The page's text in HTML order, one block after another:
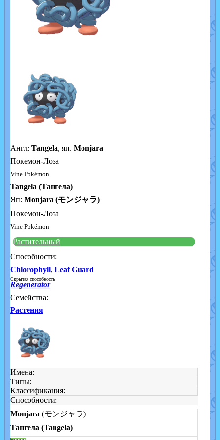
Англ: Tangela, яп. Monjara
Покемон-Лоза
Vine Pokémon
Tangela (Тангела)
Яп: Monjara (モンジャラ)
Покемон-Лоза
Vine Pokémon
Растительный
Способности:
Chlorophyll, Leaf Guard
Скрытая способность
Regenerator
Семейства:
Растения
Имена:
Типы:
Классификация:
Способности:
Monjara (モンジャラ)
Тангела (Tangela)